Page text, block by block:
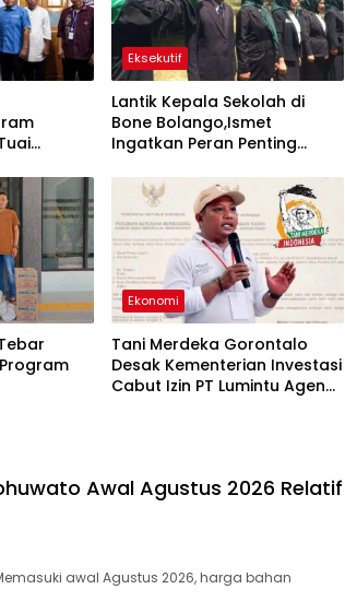
Eksekutif
Lantik Kepala Sekolah di
Bone Bolango,Ismet
Ingatkan Peran Penting
Stunting
Ekonomi
Tani Merdeka Gorontalo
Desak Kementerian Investasi
Cabut Izin PT Lumintu Ageng
Awal Agustus 2026 Relatif
Memasuki awal Agustus 2026, harga bahan